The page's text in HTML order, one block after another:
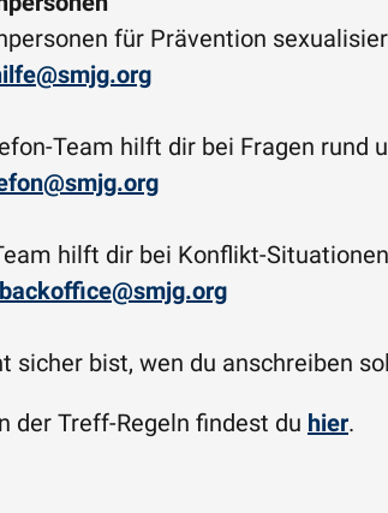
für Prävention
Team hilft dir bei Fragen rund
hilft dir bei Konflikt-
backoffice@smjg.org
sicher bist, wen du anschreiben
der Treff-Regeln findest du hier.